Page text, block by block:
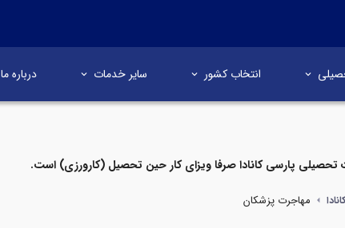
انتخاب کشور سایر خدمات درباره ما
پارسی کانادا صرفا ویزای کار حین تحصیل (کارورزی) است.
مهاجرت پزشکان